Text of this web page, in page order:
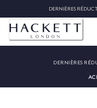
DERNIÈRES
DERNIÈRES